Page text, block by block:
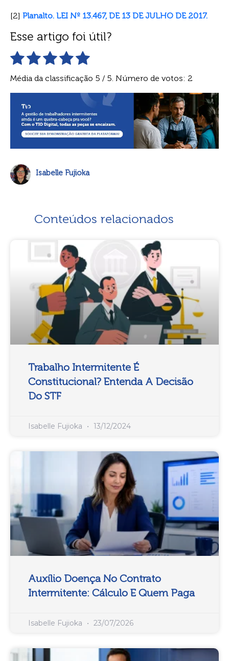
[2] Planalto. LEI Nº 13.467, DE 13 DE JULHO DE 2017.
Esse artigo foi útil?
Média da classificação 5 / 5. Número de votos: 2
Isabelle Fujioka
Conteúdos relacionados
Trabalho Intermitente É
Constitucional? Entenda A Decisão
Do STF
Isabelle Fujioka 13/12/2024
Auxílio Doença No Contrato
Intermitente: Cálculo E Quem Paga
Isabelle Fujioka 23/07/2026